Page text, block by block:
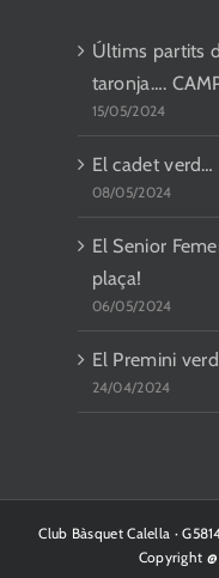
Últims partits
taronja….
15/05/2024
El cadet
08/05/2024
El Senior
plaça!
06/05/2024
El Premini
24/04/2024
Club Bàsquet Calella ·
Copyright @